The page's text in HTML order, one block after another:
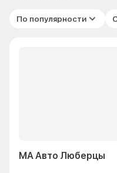
По популярности
МА Авто Люберцы